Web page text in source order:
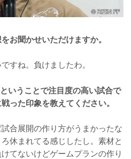
お聞かせいただけますか。
すね。負けましたわ。
いうことで注目度の高い試合で
った印象を教えてください。
展開の作り方がうまかったな
休まれてる感じしたし。素材と
てないけどゲームプランの作り